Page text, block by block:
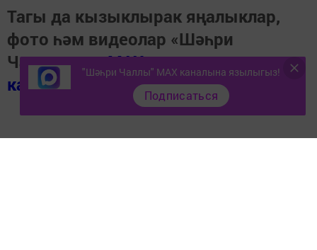
Тагы да кызыклырак яңалыклар,
фото һәм видеолар «Шәһри
Чаллы»ныңMAX
каналында
(язылыгыз).
"Шәһри Чаллы" MAX каналына язылыгыз!
Подписаться